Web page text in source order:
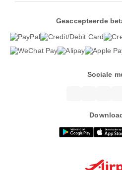
Geaccepteerde
Sociale